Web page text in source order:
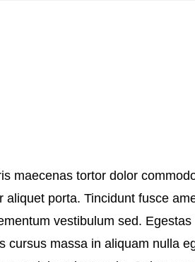
maecenas tortor dolor
porta. Tincidunt fusce
vestibulum sed.
massa in aliquam nulla